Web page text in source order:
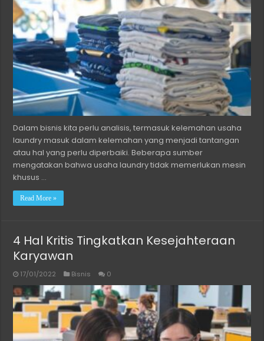
Dalam bisnis kita perlu analisis, termasuk kelemahan usaha
laundry masuk dalam kelemahan yang menjadi tantangan
atau hal yang perlu diperbaiki. Beberapa sumber
mengatakan bahwa usaha laundry tidak memerlukan mesin
khusus …
Read More »
4 Hal Kritis Tingkatkan Kesejahteraan
Karyawan
17/01/2022 Bisnis 0